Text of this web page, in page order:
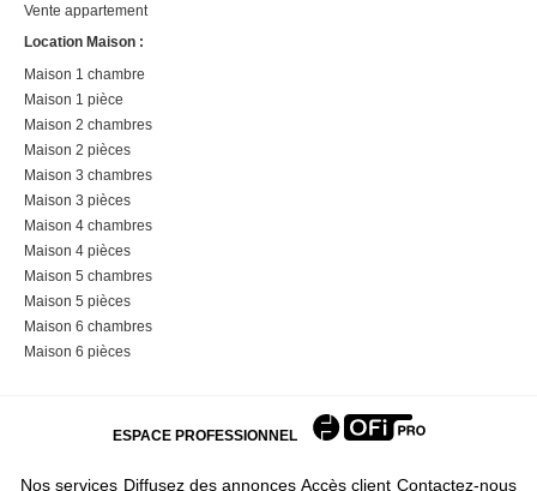
Vente appartement
Location Maison :
Maison 1 chambre
Maison 1 pièce
Maison 2 chambres
Maison 2 pièces
Maison 3 chambres
Maison 3 pièces
Maison 4 chambres
Maison 4 pièces
Maison 5 chambres
Maison 5 pièces
Maison 6 chambres
Maison 6 pièces
ESPACE PROFESSIONNEL
Nos services Diffusez des annonces Accès client Contactez-nous